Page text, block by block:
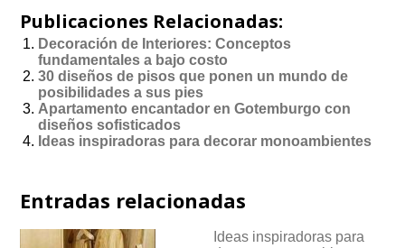
Publicaciones Relacionadas:
Decoración de Interiores: Conceptos
fundamentales a bajo costo
30 diseños de pisos que ponen un mundo de
posibilidades a sus pies
Apartamento encantador en Gotemburgo con
diseños sofisticados
Ideas inspiradoras para decorar monoambientes
Entradas relacionadas
Ideas inspiradoras para